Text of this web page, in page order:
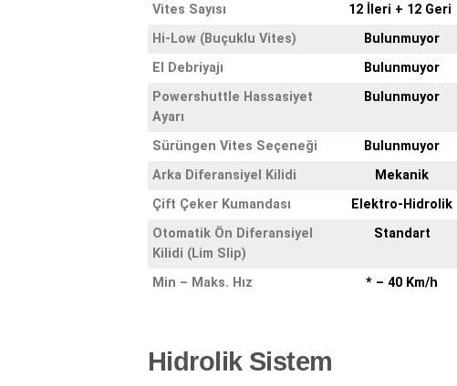
Vites Sayısı
12 İleri + 12 Geri
Hi-Low (Buçuklu Vites)
Bulunmuyor
El Debriyajı
Bulunmuyor
Powershuttle Hassasiyet
Ayarı
Bulunmuyor
Sürüngen Vites Seçeneği
Bulunmuyor
Arka Diferansiyel Kilidi
Mekanik
Çift Çeker Kumandası
Elektro-Hidrolik
Otomatik Ön Diferansiyel
Kilidi (Lim Slip)
Standart
Min – Maks. Hız * – 40 Km/h
Hidrolik Sistem